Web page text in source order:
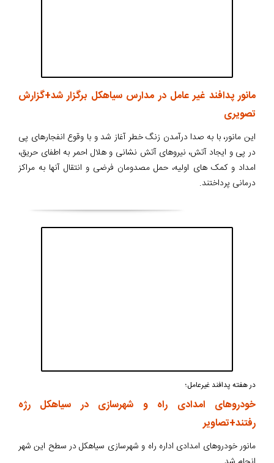
مانور پدافند غیر عامل در مدارس سیاهکل برگزار شد+گزارش
تصویری
این مانور، با به صدا درآمدن زنگ خطر آغاز شد و با وقوع انفجارهای پی
در پی و ایجاد آتش، نیروهای آتش نشانی و هلال احمر به اطفای حریق،
امداد و کمک های اولیه، حمل مصدومان فرضی و انتقال آنها به مراکز
درمانی پرداختند.
در هفته پدافند غیرعامل؛
خودروهای امدادی راه و شهرسازی در سیاهکل رژه
رفتند+تصاویر
مانور خودروهای امدادی اداره راه و شهرسازی سیاهکل در سطح این شهر